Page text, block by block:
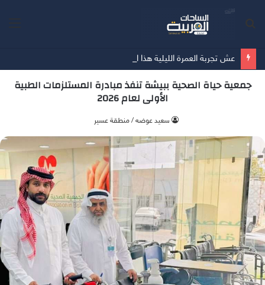
جمعية حياة الصحية ببيشة تنفذ مبادرة المستلزمات الطبية
الأولى لعام 2026
‫سعيد عوضه / منطقة عسير